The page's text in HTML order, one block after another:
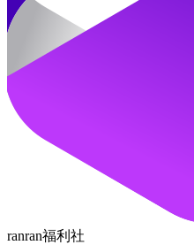
ranran福利社